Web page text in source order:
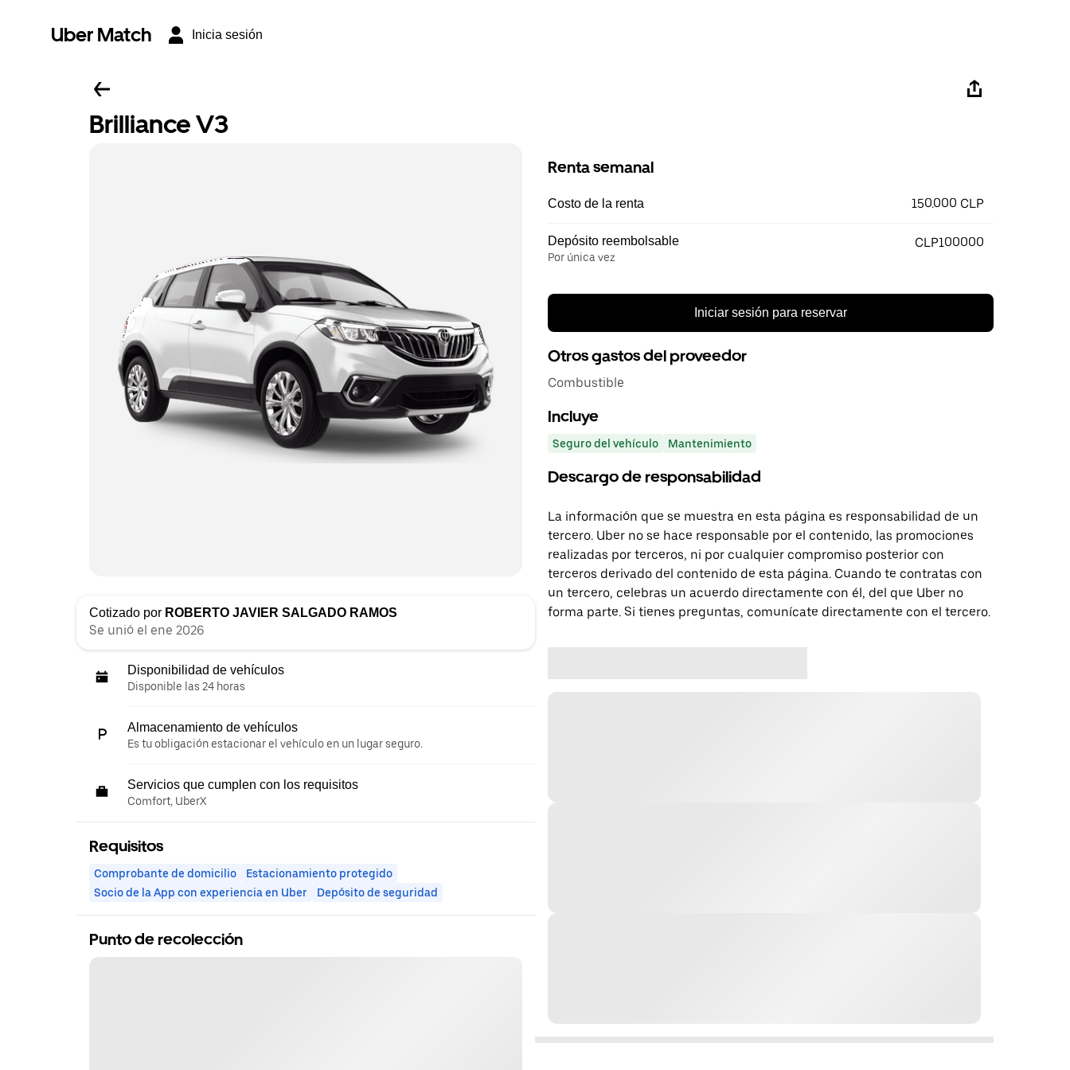
Uber Match Inicia sesión
Brilliance V3
Cotizado por ROBERTO JAVIER SALGADO RAMOS
Se unió el ene 2026
Disponibilidad de vehículos
Disponible las 24 horas
Almacenamiento de vehículos
Es tu obligación estacionar el vehículo en un lugar seguro.
Servicios que cumplen con los requisitos
Comfort, UberX
Requisitos
Comprobante de domicilio
Estacionamiento protegido
Socio de la App con experiencia en Uber
Depósito de seguridad
Punto de recolección
Renta semanal
Costo de la renta 150.000 CLP
Depósito reembolsable
Por única vez
CLP100000
Iniciar sesión para reservar
Otros gastos del proveedor
Combustible
Incluye
Seguro del vehículo Mantenimiento
Descargo de responsabilidad
La información que se muestra en esta página es responsabilidad de un
tercero. Uber no se hace responsable por el contenido, las promociones
realizadas por terceros, ni por cualquier compromiso posterior con
terceros derivado del contenido de esta página. Cuando te contratas con
un tercero, celebras un acuerdo directamente con él, del que Uber no
forma parte. Si tienes preguntas, comunícate directamente con el tercero.